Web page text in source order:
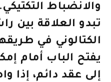
والانضباط
تبدو العلاقة بين
الكتالوني في
يفتح الباب أمام
إلى عقد دائم، إذا